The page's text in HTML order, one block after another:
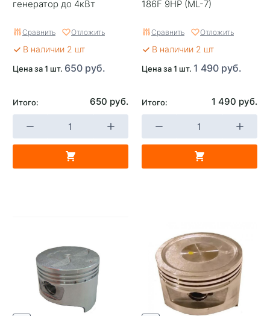
генератор до 4кВт
Сравнить Отложить
В наличии 2 шт
Цена за 1 шт. 650 руб.
Итого: 650 руб.
186F 9HP (ML-7)
Сравнить Отложить
В наличии 2 шт
Цена за 1 шт. 1 490 руб.
Итого: 1 490 руб.